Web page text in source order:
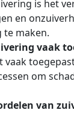
is het
en
te maken.
vaak
om
van